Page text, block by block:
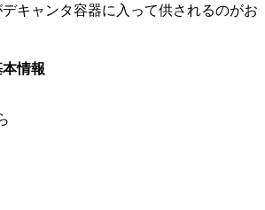
キャンタ容器に入って供されるのがお
情報